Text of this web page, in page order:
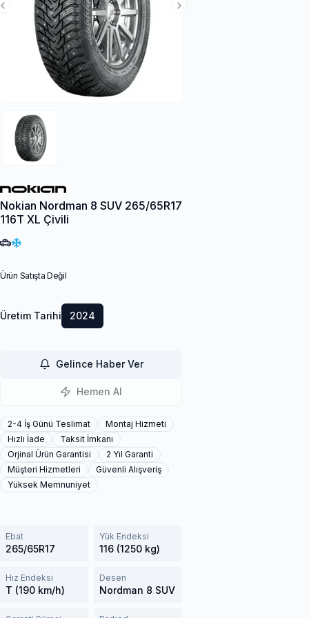
Next Slide
Previous Slide
Nokian Nordman 8 SUV 265/65R17
116T XL Çivili
Ürün Satışta Değil
Üretim Tarihi 2024
Gelince Haber Ver
Hemen Al
2-4 İş Günü Teslimat
Montaj Hizmeti
Hızlı İade
Taksit İmkanı
Orjinal Ürün Garantisi
2 Yıl Garanti
Müşteri Hizmetleri
Güvenli Alışveriş
Yüksek Memnuniyet
Ebat
265/65R17
Yük Endeksi
116 (1250 kg)
Hız Endeksi
T (190 km/h)
Desen
Nordman 8 SUV